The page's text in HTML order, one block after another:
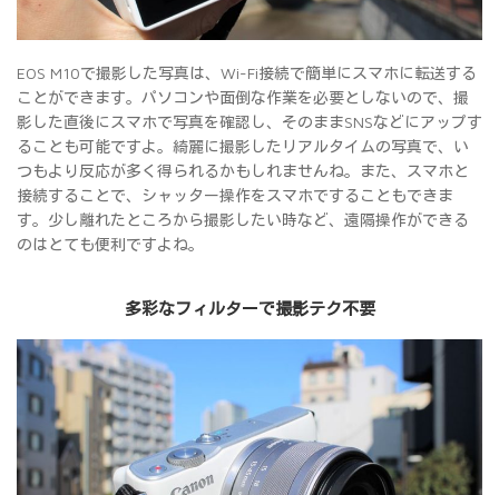
EOS M10で撮影した写真は、Wi-Fi接続で簡単にスマホに転送する
ことができます。パソコンや面倒な作業を必要としないので、撮
影した直後にスマホで写真を確認し、そのままSNSなどにアップす
ることも可能ですよ。綺麗に撮影したリアルタイムの写真で、い
つもより反応が多く得られるかもしれませんね。また、スマホと
接続することで、シャッター操作をスマホですることもできま
す。少し離れたところから撮影したい時など、遠隔操作ができる
のはとても便利ですよね。
多彩なフィルターで撮影テク不要